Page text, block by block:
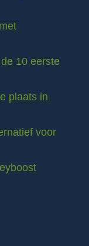
10 eerste
plaats in
voor